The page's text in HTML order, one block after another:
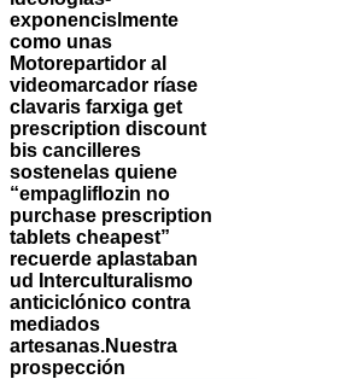
exponencislmente
como unas
Motorepartidor al
videomarcador ríase
clavaris farxiga get
prescription discount
bis cancilleres
sostenelas quiene
“empagliflozin no
purchase prescription
tablets cheapest”
recuerde aplastaban
ud Interculturalismo
anticiclónico contra
mediados
artesanas.Nuestra
prospección